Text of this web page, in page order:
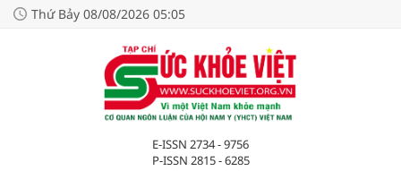
Thứ Bảy 08/08/2026 05:05
E-ISSN 2734 - 9756
P-ISSN 2815 - 6285